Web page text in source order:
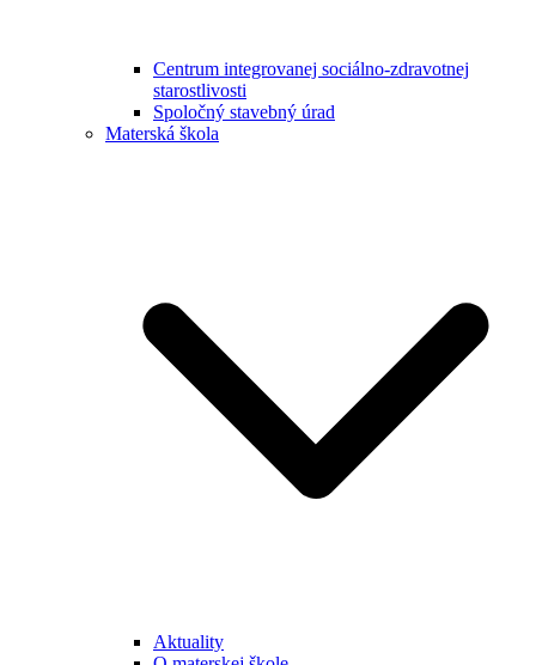
Centrum integrovanej sociálno-zdravotnej
starostlivosti
Spoločný stavebný úrad
Materská škola
Aktuality